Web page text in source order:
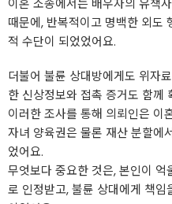
이혼 소송에서는 배우자의 유책
때문에, 반복적이고 명백한 외도
적 수단이 되었었어요.
더불어 불륜 상대방에게도 위자
한 신상정보와 접촉 증거도 함께
이러한 조사를 통해 의뢰인은 이
자녀 양육권은 물론 재산 분할에
었어요.
무엇보다 중요한 것은, 본인이
로 인정받고, 불륜 상대에게 책